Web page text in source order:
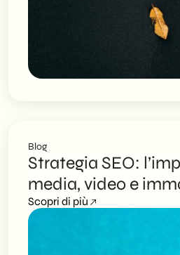
Blog
Strategia SEO:
media, video e
Scopri di più